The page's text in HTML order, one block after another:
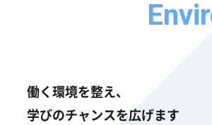
働く環境を整え、
学びのチャンスを広げます